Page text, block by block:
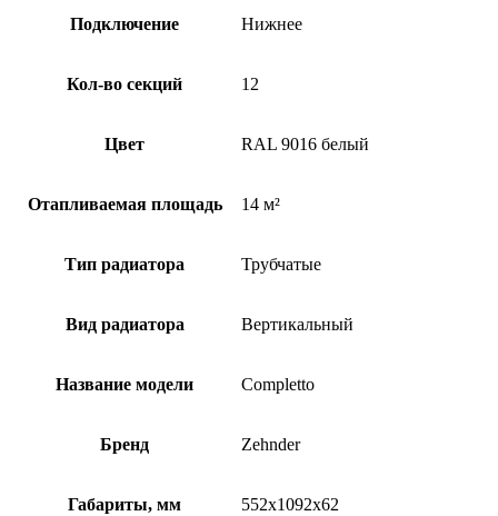
Подключение Нижнее
Кол-во секций 12
Цвет RAL 9016 белый
Отапливаемая площадь 14 м²
Тип радиатора Трубчатые
Вид радиатора Вертикальный
Название модели Completto
Бренд Zehnder
Габариты, мм 552x1092x62